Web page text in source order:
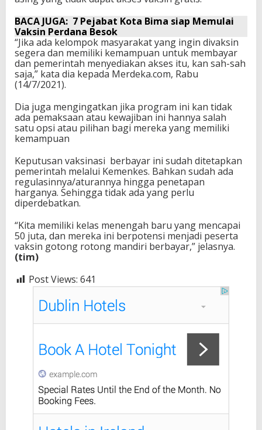
BACA JUGA: 7 Pejabat Kota Bima siap Memulai
Vaksin Perdana Besok
“Jika ada kelompok masyarakat yang ingin divaksin
segera dan memiliki kemampuan untuk membayar
dan pemerintah menyediakan akses itu, kan sah-sah
saja,” kata dia kepada Merdeka.com, Rabu
(14/7/2021).
Dia juga mengingatkan jika program ini kan tidak
ada pemaksaan atau kewajiban ini hannya salah
satu opsi atau pilihan bagi mereka yang memiliki
kemampuan
Keputusan vaksinasi berbayar ini sudah ditetapkan
pemerintah melalui Kemenkes. Bahkan sudah ada
regulasinnya/aturannya hingga penetapan
harganya. Sehingga tidak ada yang perlu
diperdebatkan.
“Kita memiliki kelas menengah baru yang mencapai
50 juta, dan mereka ini berpotensi menjadi peserta
vaksin gotong rotong mandiri berbayar,” jelasnya.
(tim)
Post Views: 641